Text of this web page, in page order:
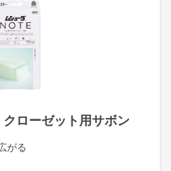
ローゼット用サボン
がる